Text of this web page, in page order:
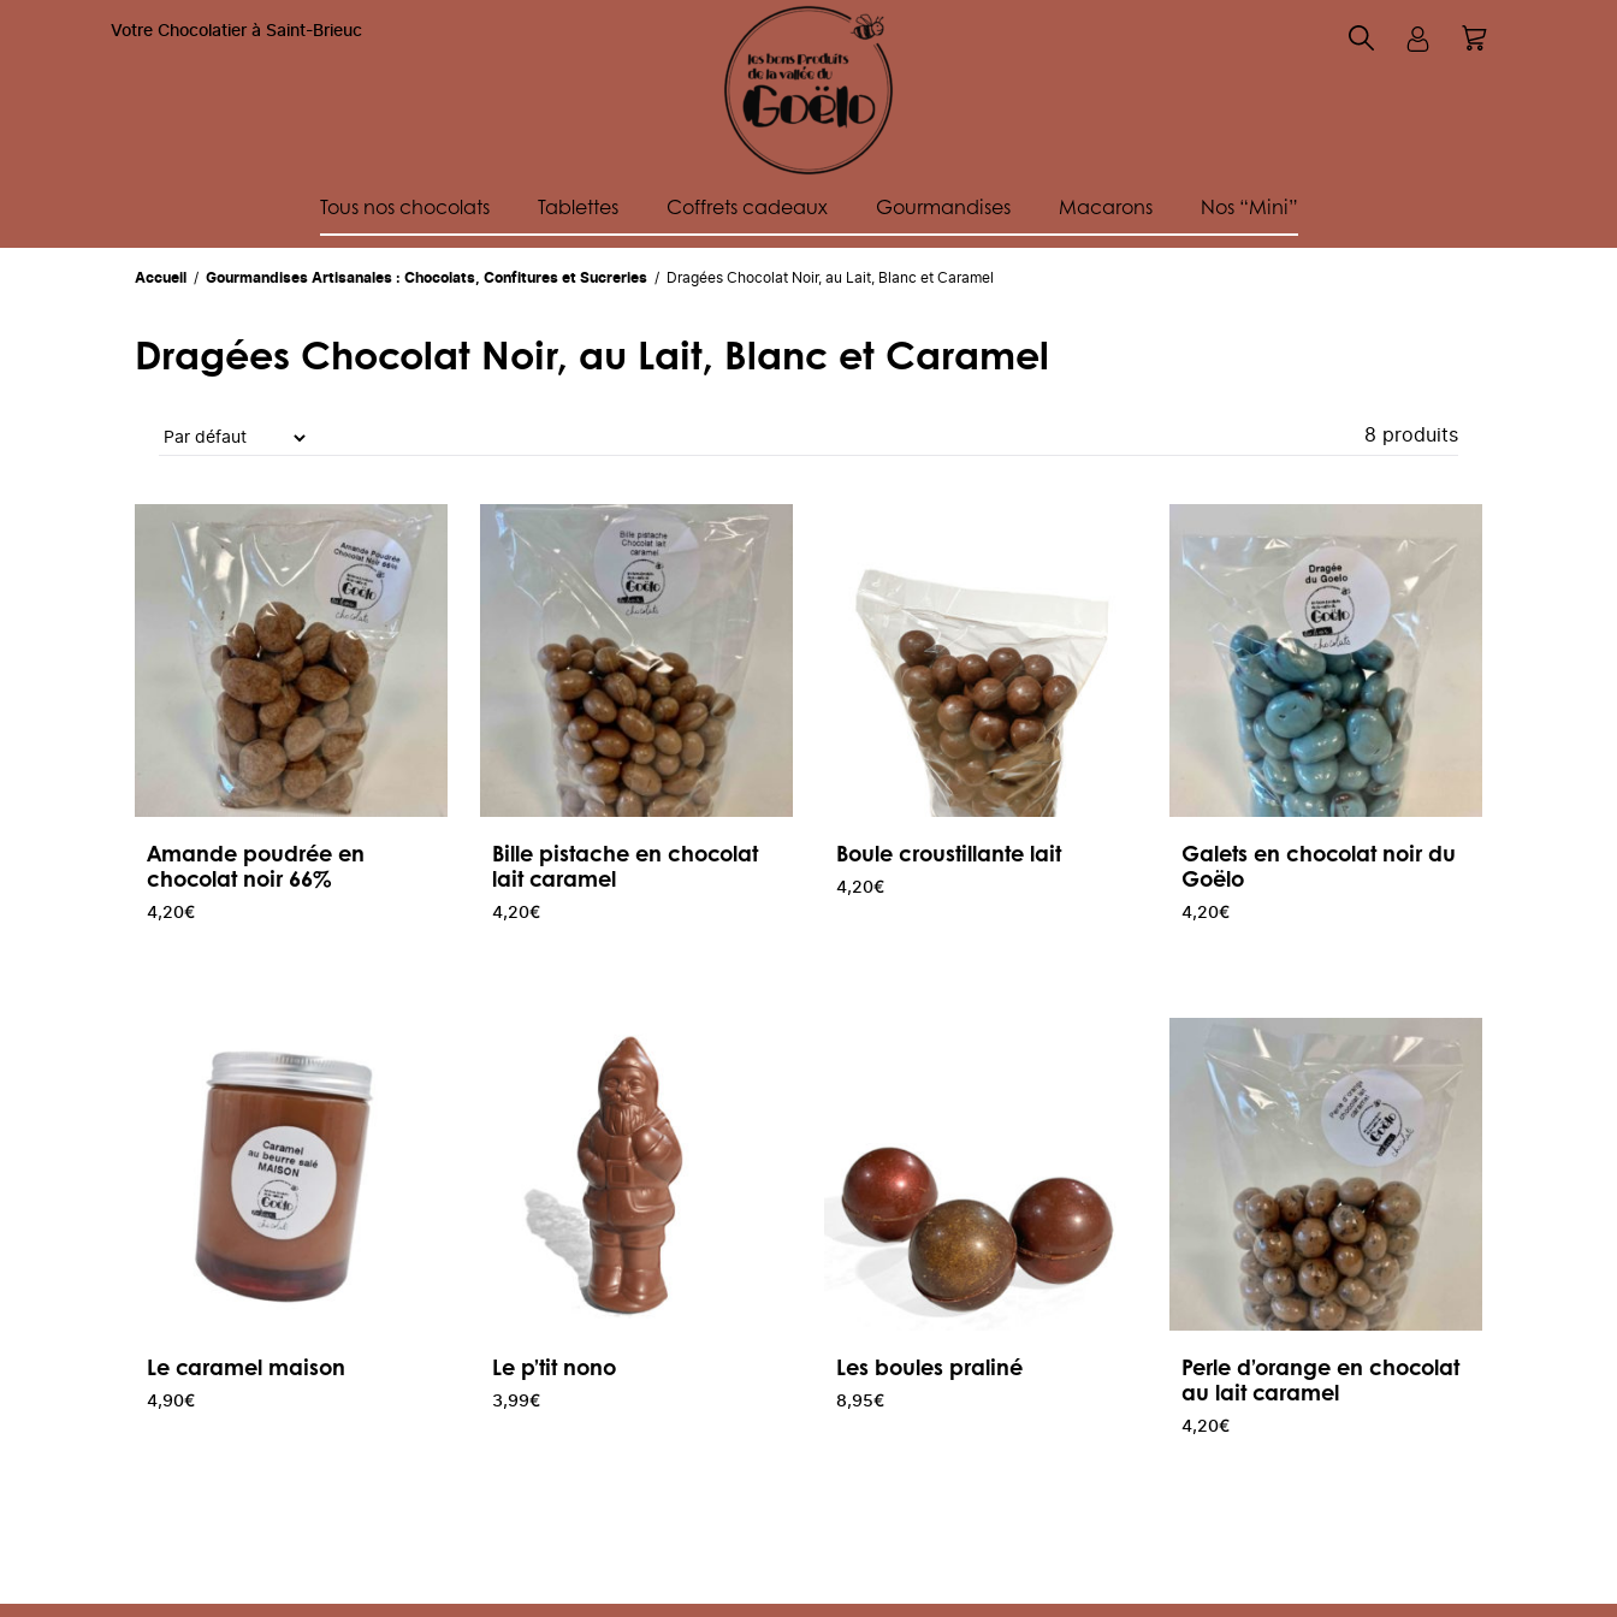
Accueil
Votre Chocolatier à Saint-Brieuc
Tous nos chocolats Tablettes Coffrets cadeaux Gourmandises Macarons Nos “Mini”
Accueil / Gourmandises Artisanales : Chocolats, Confitures et Sucreries / Dragées Chocolat Noir, au Lait, Blanc et Caramel
Dragées Chocolat Noir, au Lait, Blanc et Caramel
8 produits
Amande poudrée en
chocolat noir 66%
4,20€
Bille pistache en chocolat
lait caramel
4,20€
Boule croustillante lait
4,20€
Galets en chocolat noir du
Goëlo
4,20€
Le caramel maison
4,90€
Le p’tit nono
3,99€
Les boules praliné
8,95€
Perle d’orange en chocolat
au lait caramel
4,20€